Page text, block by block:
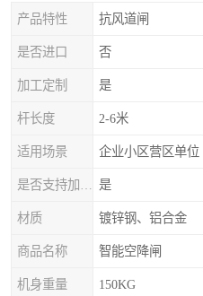
产品特性 抗风道闸
是否进口 否
加工定制 是
杆长度 2-6米
适用场景 企业小区营区单位
是
材质 镀锌钢、铝合金
商品名称 智能空降闸
机身重量 150KG